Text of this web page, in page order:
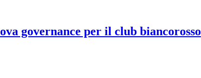
governance per il club biancorosso